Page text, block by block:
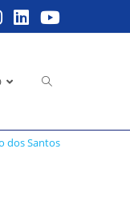
Alternar
dos Santos